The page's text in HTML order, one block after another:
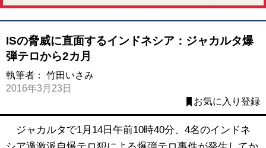
ISの脅威に直面するインドネシア：ジャカルタ爆
弾テロから2カ月
執筆者： 竹田いさみ
2016年3月23日
お気に入り登録
ジャカルタで1月14日午前10時40分、4名のインドネ